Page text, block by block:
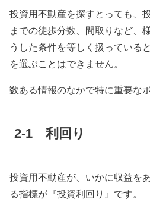
投資用不動産を探すとっても、
までの徒歩分数、間取りなど、
うした条件を等しく扱っている
を選ぶことはできません。
数ある情報のなかで特に重要な
2-1 利回り
投資用不動産が、いかに収益を
る指標が『投資利回り』です。